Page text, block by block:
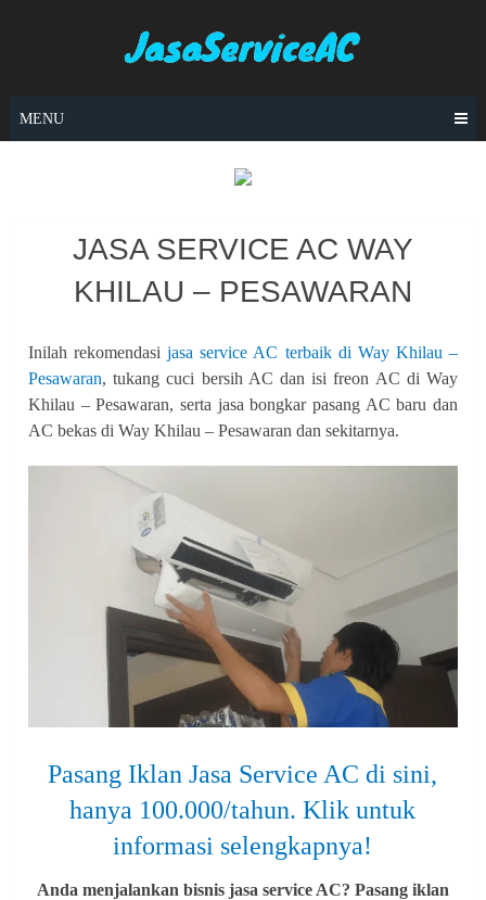
MENU
JASA SERVICE AC WAY
KHILAU – PESAWARAN
Inilah rekomendasijasa service AC terbaik di Way Khilau –
Pesawaran, tukang cuci bersih AC dan isi freon AC di Way
Khilau – Pesawaran, serta jasa bongkar pasang AC baru dan
AC bekas di Way Khilau – Pesawaran dan sekitarnya.
Pasang Iklan Jasa Service AC di sini,
hanya 100.000/tahun. Klik untuk
informasi selengkapnya!
Anda menjalankan bisnis jasa service AC? Pasang iklan